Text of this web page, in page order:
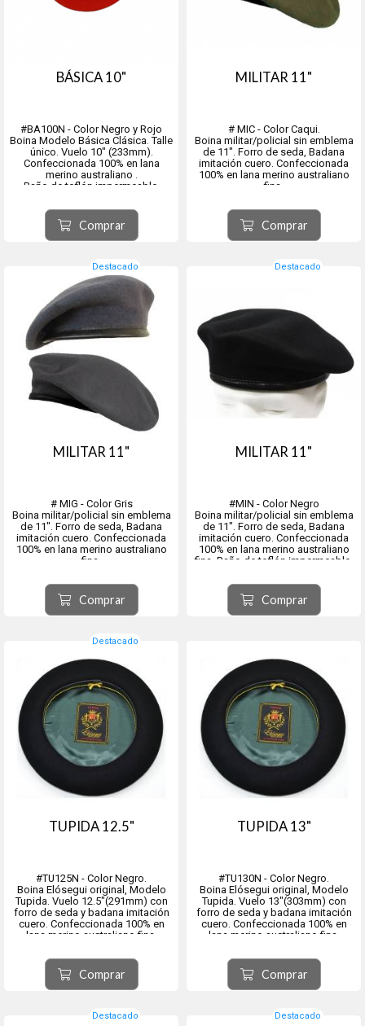
BÁSICA 10"
#BA100N - Color Negro y Rojo
Boina Modelo Básica Clásica. Talle
único. Vuelo 10" (233mm).
Confeccionada 100% en lana
merino australiano .
Baño de teflón impermeable.
Origen ciudad de Tolosa, provincia
de Guipúzcoa, comunidad
autónoma del País Vasco, España.
Comprar
MILITAR 11"
# MIC - Color Caqui.
Boina militar/policial sin emblema
de 11". Forro de seda, Badana
imitación cuero. Confeccionada
100% en lana merino australiano
fina.
Variedad en talles disponibles.
Es la usada por el Ejército
Nacional.
de Gu...
Comprar
Destacado
MILITAR 11"
# MIG - Color Gris
Boina militar/policial sin emblema
de 11". Forro de seda, Badana
imitación cuero. Confeccionada
100% en lana merino australiano
fina.
Variedad en talles disponibles.
Es la usada por el Ejército y policía
Nacional.
Comprar
Destacado
MILITAR 11"
#MIN - Color Negro
Boina militar/policial sin emblema
de 11". Forro de seda, Badana
imitación cuero. Confeccionada
100% en lana merino australiano
fina. Baño de teflón impermeable.
Es la usada por la Armada
Nacional, Republicana, PADO, etc.
Origen ciudad de Tolos...
Comprar
Destacado
TUPIDA 12.5"
#TU125N - Color Negro.
Boina Elósegui original, Modelo
Tupida. Vuelo 12.5"(291mm) con
forro de seda y badana imitación
cuero. Confeccionada 100% en
lana merino australiano fina.
Origen ciudad de Tolosa, provincia
de Guipúzcoa, comunidad
autónoma del País Vasco, Esp...
Comprar
TUPIDA 13"
#TU130N - Color Negro.
Boina Elósegui original, Modelo
Tupida. Vuelo 13"(303mm) con
forro de seda y badana imitación
cuero. Confeccionada 100% en
lana merino australiano fina.
Origen ciudad de Tolosa, provincia
de Guipúzcoa, comunidad
autónoma del País Vasco, Españ...
Comprar
Destacado Destacado